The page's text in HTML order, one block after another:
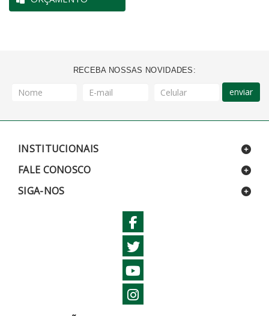
RECEBA NOSSAS NOVIDADES:
enviar
INSTITUCIONAIS
FALE CONOSCO
SIGA-NOS